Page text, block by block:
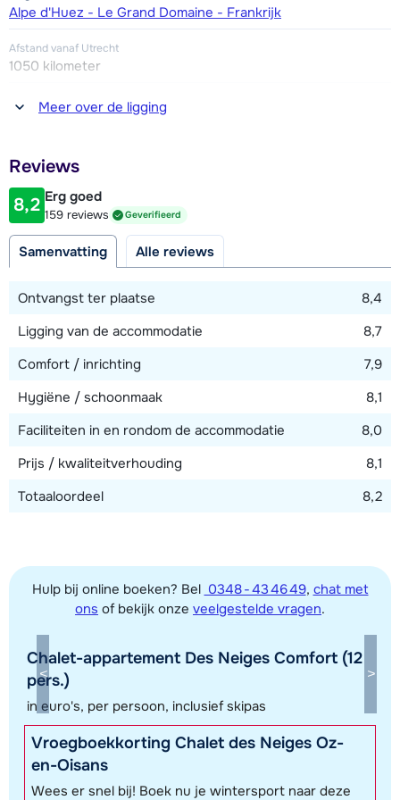
Alpe d'Huez - Le Grand Domaine - Frankrijk
Afstand vanaf Utrecht
1050 kilometer
Afstand tot winkel(s)
50 meter
50 meter
Afstand tot piste
25 meter
Toon alle accommodaties in dit gebied
Deze kaart geeft een indicatie van de ligging van onze accommodaties. De
exacte locatie kan enigszins afwijken.
Meer over de ligging
Reviews
8,2 Erg goed
159 reviews Geverifieerd
Samenvatting Alle reviews
Ontvangst ter plaatse
8,4
Ligging van de accommodatie
8,7
Comfort / inrichting
7,9
Hygiëne / schoonmaak
8,1
Faciliteiten in en rondom de accommodatie
8,0
Prijs / kwaliteitverhouding
8,1
Totaaloordeel
8,2
Hulp bij online boeken? Bel 0348 - 43 46 49, chat met
ons of bekijk onze veelgestelde vragen.
Chalet-appartement Des Neiges Comfort (12
pers.)
in euro's, per persoon, inclusief skipas
Vroegboekkorting Chalet des Neiges Oz-
en-Oisans
Wees er snel bij! Boek nu je wintersport naar deze